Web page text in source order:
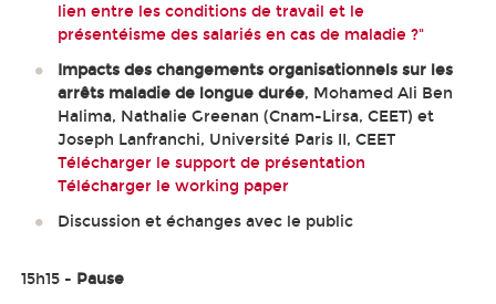
lien entre les conditions de travail et le
présentéisme des salariés en cas de maladie ?"
Impacts des changements organisationnels sur les
arrêts maladie de longue durée, Mohamed Ali Ben
Halima, Nathalie Greenan (Cnam-Lirsa, CEET) et
Joseph Lanfranchi, Université Paris II, CEET
Télécharger le support de présentation
Télécharger le working paper
Discussion et échanges avec le public
15h15 - Pause